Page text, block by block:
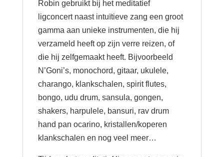
Robin gebruikt bij het meditatief
ligconcert naast intuïtieve zang een groot
gamma aan unieke instrumenten, die hij
verzameld heeft op zijn verre reizen, of
die hij zelfgemaakt heeft. Bijvoorbeeld
N’Goni’s, monochord, gitaar, ukulele,
charango, klankschalen, spirit flutes,
bongo, udu drum, sansula, gongen,
shakers, harpulele, bansuri, rav drum
hand pan ocarino, kristallen/koperen
klankschalen en nog veel meer…